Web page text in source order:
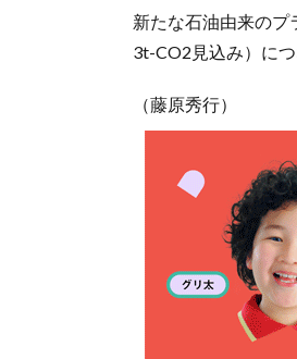
新たな石油由来のプ
3t-CO2見込み）につ
（藤原秀行）